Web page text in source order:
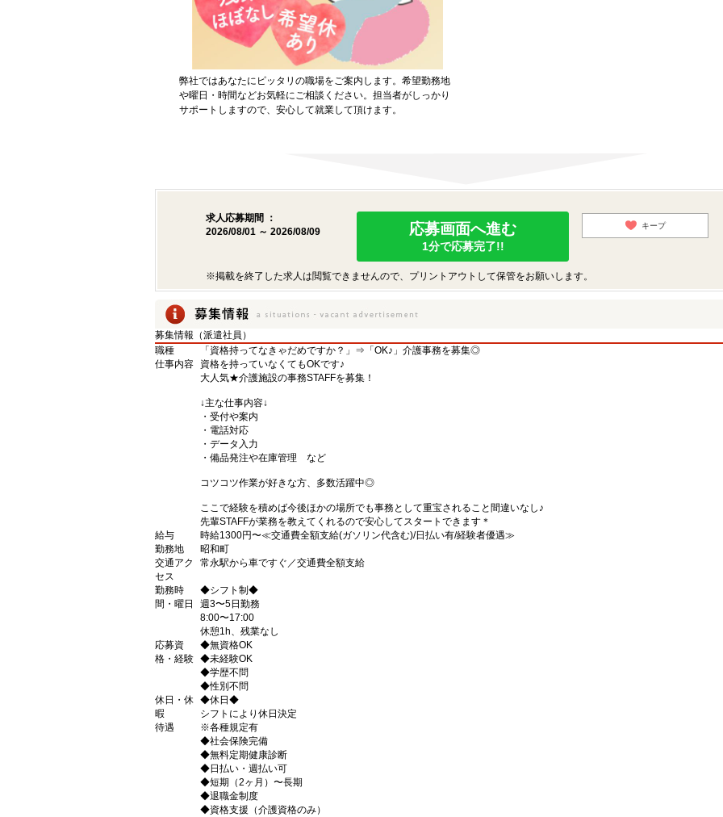
弊社ではあなたにピッタリの職場をご案内します。希望勤務地
や曜日・時間などお気軽にご相談ください。担当者がしっかり
サポートしますので、安心して就業して頂けます。
求人応募期間 ：
2026/08/01 ～ 2026/08/09
応募画面へ進む
1分で応募完了!!
キープ
※掲載を終了した求人は閲覧できませんので、プリントアウトして保管をお願いします。
募集情報（派遣社員）
職種
「資格持ってなきゃだめですか？」⇒「OK♪」介護事務を募集◎
仕事内容
資格を持っていなくてもOKです♪
大人気★介護施設の事務STAFFを募集！
↓主な仕事内容↓
・受付や案内
・電話対応
・データ入力
・備品発注や在庫管理 など
コツコツ作業が好きな方、多数活躍中◎
ここで経験を積めば今後ほかの場所でも事務として重宝されること間違いなし♪
先輩STAFFが業務を教えてくれるので安心してスタートできます＊
給与
時給1300円〜≪交通費全額支給(ガソリン代含む)/日払い有/経験者優遇≫
勤務地
昭和町
交通アク
セス
常永駅から車ですぐ／交通費全額支給
勤務時
間・曜日
◆シフト制◆
週3〜5日勤務
8:00〜17:00
休憩1h、残業なし
応募資
格・経験
◆無資格OK
◆未経験OK
◆学歴不問
◆性別不問
休日・休
暇
◆休日◆
シフトにより休日決定
待遇
※各種規定有
◆社会保険完備
◆無料定期健康診断
◆日払い・週払い可
◆短期（2ヶ月）〜長期
◆退職金制度
◆資格支援（介護資格のみ）